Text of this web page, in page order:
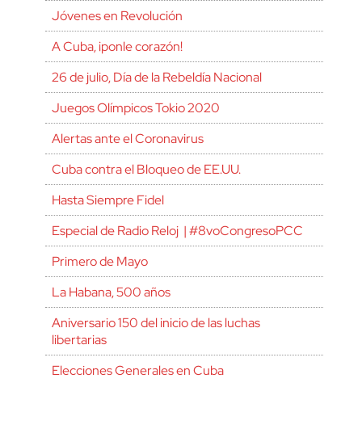
Jóvenes en Revolución
A Cuba, ¡ponle corazón!
26 de julio, Día de la Rebeldía Nacional
Juegos Olímpicos Tokio 2020
Alertas ante el Coronavirus
Cuba contra el Bloqueo de EE.UU.
Hasta Siempre Fidel
Especial de Radio Reloj | #8voCongresoPCC
Primero de Mayo
La Habana, 500 años
Aniversario 150 del inicio de las luchas
libertarias
Elecciones Generales en Cuba